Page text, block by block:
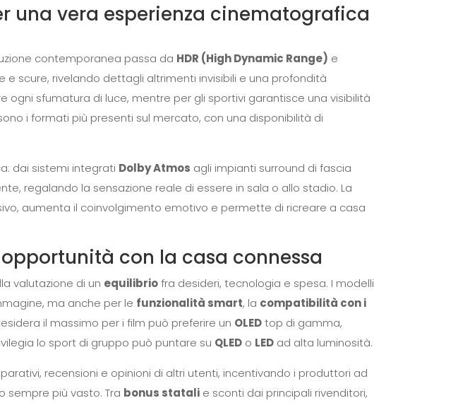
una vera esperienza cinematografica
contemporanea passa da HDR (High Dynamic Range) e
e scure, rivelando dettagli altrimenti invisibili e una profondità
sfumatura di luce, mentre per gli sportivi garantisce una visibilità
i formati più presenti sul mercato, con una disponibilità di
dai sistemi integrati Dolby Atmos agli impianti surround di fascia
regalando la sensazione reale di essere in sala o allo stadio. La
aumenta il coinvolgimento emotivo e permette di ricreare a casa
con la casa connessa
valutazione di un equilibriofra desideri, tecnologia e spesa. I modelli
ma anche per le funzionalità smart, la compatibilità con i
il massimo per i film può preferire un OLEDtop di gamma,
lo sport di gruppo può puntare su QLED o LED ad alta luminosità.
recensioni e opinioni di altri utenti, incentivando i produttori ad
sempre più vasto. Tra bonus statali e sconti dai principali rivenditori,